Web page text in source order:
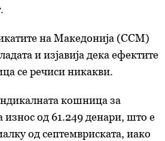
на Македонија (ССМ)
и изјавија дека ефектите
се речиси никакви.
кошница за
од 61.249 денари, што е
од септемвриската, иако